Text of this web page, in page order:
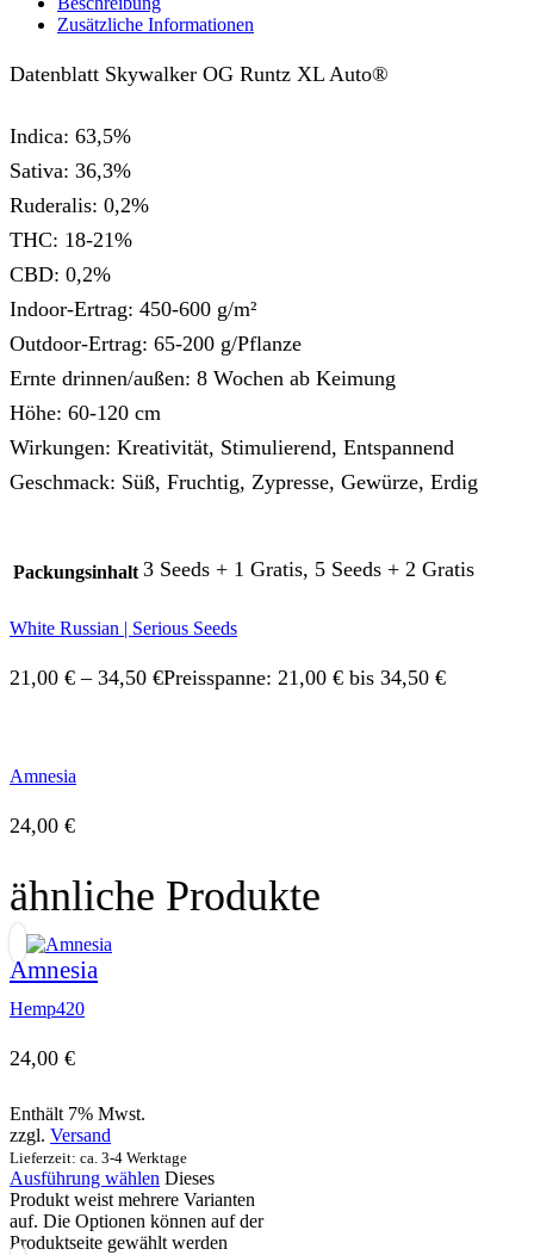
Zusätzliche Informationen
Datenblatt Skywalker OG Runtz XL Auto®
Indica: 63,5%
Sativa: 36,3%
Ruderalis: 0,2%
THC: 18-21%
CBD: 0,2%
Indoor-Ertrag: 450-600 g/m²
Outdoor-Ertrag: 65-200 g/Pflanze
Ernte drinnen/außen: 8 Wochen ab Keimung
Höhe: 60-120 cm
Wirkungen: Kreativität, Stimulierend, Entspannend
Geschmack: Süß, Fruchtig, Zypresse, Gewürze, Erdig
Packungsinhalt 3 Seeds + 1 Gratis, 5 Seeds + 2 Gratis
White Russian | Serious Seeds
21,00 € – 34,50 €Preisspanne: 21,00 € bis 34,50 €
Amnesia
24,00 €
ähnliche Produkte
Amnesia
Hemp420
24,00 €
Enthält 7% Mwst.
zzgl. Versand
Lieferzeit: ca. 3-4 Werktage
Ausführung wählen Dieses
Produkt weist mehrere Varianten
auf. Die Optionen können auf der
Produktseite gewählt werden